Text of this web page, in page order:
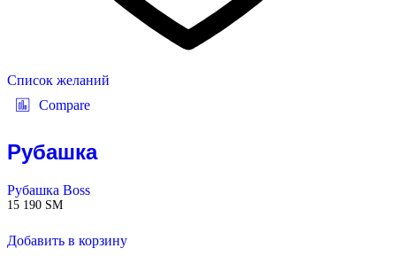
Список желаний
Compare
Рубашка
Рубашка Boss
15 190 ЅМ
Добавить в корзину